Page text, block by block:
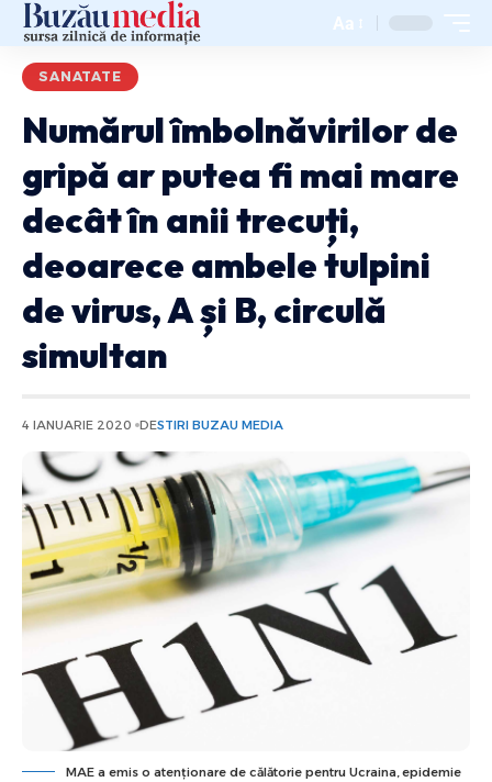
Aa
SANATATE
Numărul îmbolnăvirilor de
gripă ar putea fi mai mare
decât în anii trecuți,
deoarece ambele tulpini
de virus, A și B, circulă
simultan
4 IANUARIE 2020 DESTIRI BUZAU MEDIA
MAE a emis o atenţionare de călătorie pentru Ucraina, epidemie